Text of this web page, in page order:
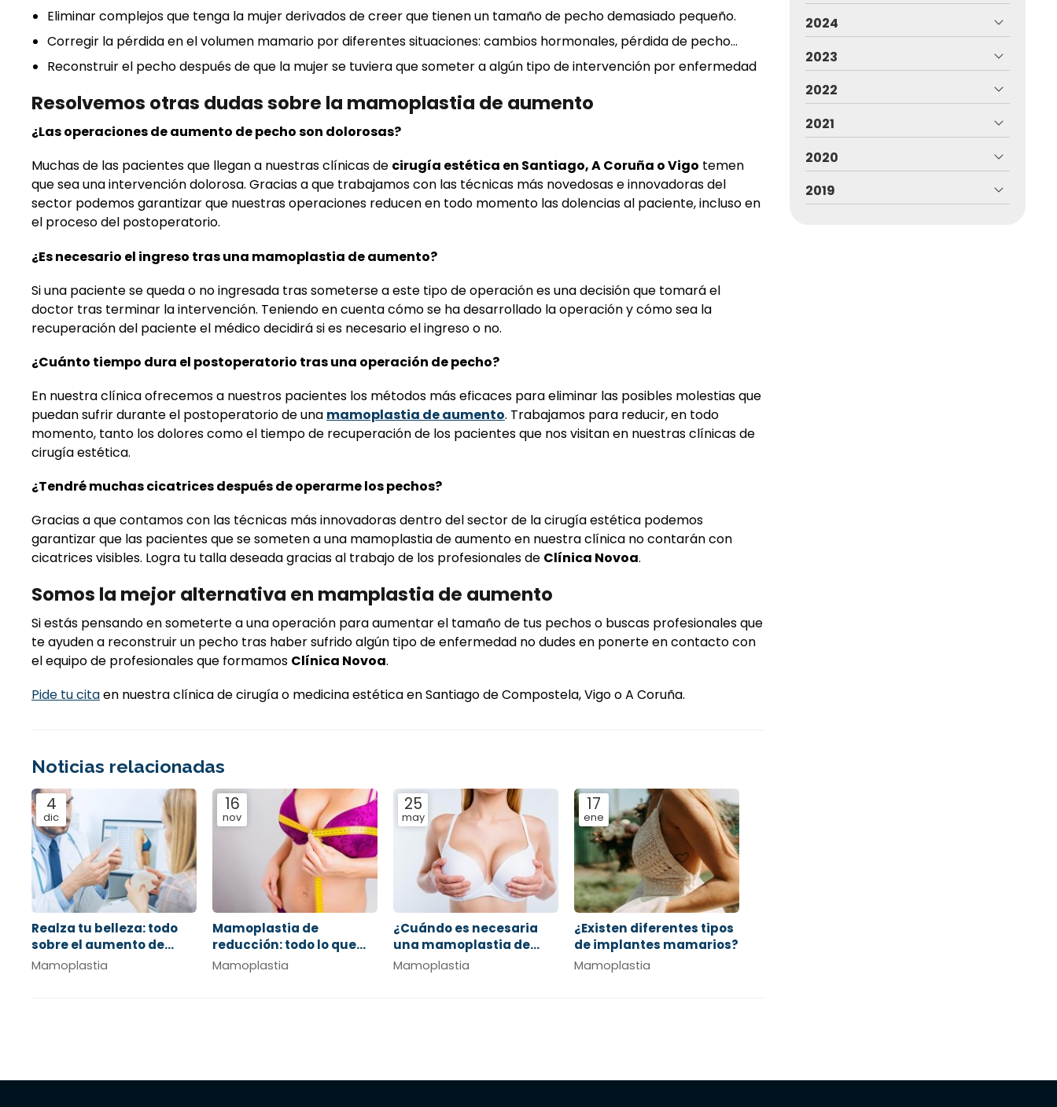
Eliminar complejos que tenga la mujer derivados de creer que tienen un tamaño de pecho demasiado pequeño.
Corregir la pérdida en el volumen mamario por diferentes situaciones: cambios hormonales, pérdida de pecho…
Reconstruir el pecho después de que la mujer se tuviera que someter a algún tipo de intervención por enfermedad
Resolvemos otras dudas sobre la mamoplastia de aumento
¿Las operaciones de aumento de pecho son dolorosas?
Muchas de las pacientes que llegan a nuestras clínicas de cirugía estética en Santiago, A Coruña o Vigo temen
que sea una intervención dolorosa. Gracias a que trabajamos con las técnicas más novedosas e innovadoras del
sector podemos garantizar que nuestras operaciones reducen en todo momento las dolencias al paciente, incluso en
el proceso del postoperatorio.
¿Es necesario el ingreso tras una mamoplastia de aumento?
Si una paciente se queda o no ingresada tras someterse a este tipo de operación es una decisión que tomará el
doctor tras terminar la intervención. Teniendo en cuenta cómo se ha desarrollado la operación y cómo sea la
recuperación del paciente el médico decidirá si es necesario el ingreso o no.
¿Cuánto tiempo dura el postoperatorio tras una operación de pecho?
En nuestra clínica ofrecemos a nuestros pacientes los métodos más eficaces para eliminar las posibles molestias que
puedan sufrir durante el postoperatorio de una mamoplastia de aumento. Trabajamos para reducir, en todo
momento, tanto los dolores como el tiempo de recuperación de los pacientes que nos visitan en nuestras clínicas de
cirugía estética.
¿Tendré muchas cicatrices después de operarme los pechos?
Gracias a que contamos con las técnicas más innovadoras dentro del sector de la cirugía estética podemos
garantizar que las pacientes que se someten a una mamoplastia de aumento en nuestra clínica no contarán con
cicatrices visibles. Logra tu talla deseada gracias al trabajo de los profesionales de Clínica Novoa.
Somos la mejor alternativa en mamplastia de aumento
Si estás pensando en someterte a una operación para aumentar el tamaño de tus pechos o buscas profesionales que
te ayuden a reconstruir un pecho tras haber sufrido algún tipo de enfermedad no dudes en ponerte en contacto con
el equipo de profesionales que formamos Clínica Novoa.
Pide tu citaen nuestra clínica de cirugía o medicina estética en Santiago de Compostela, Vigo o A Coruña.
Noticias relacionadas
4
dic
Realza tu belleza: todo
sobre el aumento de
pecho en Clínica Novoa
Mamoplastia
16
nov
Mamoplastia de
reducción: todo lo que
debes saber
Mamoplastia
25
may
¿Cuándo es necesaria
una mamoplastia de
reducción?
Mamoplastia
17
ene
¿Existen diferentes tipos
de implantes mamarios?
Mamoplastia
2024
2023
2022
2021
2020
2019